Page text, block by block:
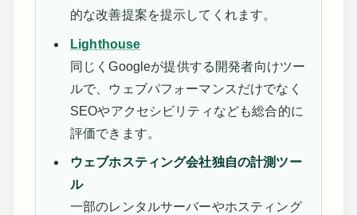
的な改善提案を提示してくれます。
Lighthouse
同じくGoogleが提供する開発者向けツー
ルで、ウェブパフォーマンスだけでなく
SEOやアクセシビリティなども総合的に
評価できます。
ウェブホスティング会社独自の計測ツー
ル
一部のレンタルサーバーやホスティング